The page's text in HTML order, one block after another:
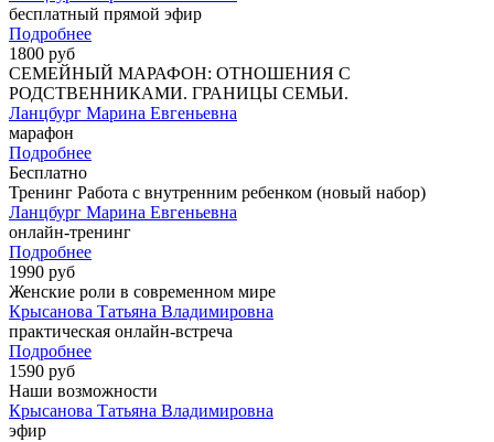
бесплатный прямой эфир
Подробнее
1800 руб
СЕМЕЙНЫЙ МАРАФОН: ОТНОШЕНИЯ С
РОДСТВЕННИКАМИ. ГРАНИЦЫ СЕМЬИ.
Ланцбург Марина Евгеньевна
марафон
Подробнее
Бесплатно
Тренинг Работа с внутренним ребенком (новый набор)
Ланцбург Марина Евгеньевна
онлайн-тренинг
Подробнее
1990 руб
Женские роли в современном мире
Крысанова Татьяна Владимировна
практическая онлайн-встреча
Подробнее
1590 руб
Наши возможности
Крысанова Татьяна Владимировна
эфир